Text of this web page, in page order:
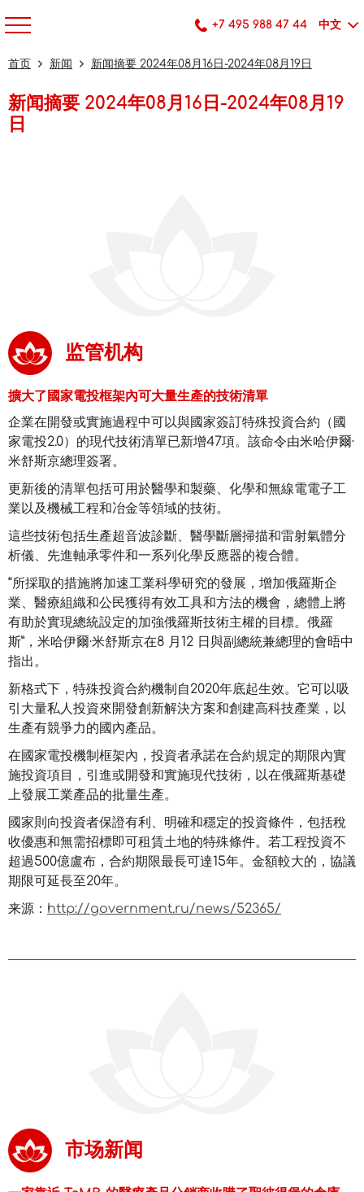
+7 495 988 47 44 中文
首页 新闻 新闻摘要 2024年08月16日-2024年08月19日
新闻摘要 2024年08月16日-2024年08月19
日
监管机构
擴大了國家電投框架內可大量生產的技術清單
企業在開發或實施過程中可以與國家簽訂特殊投資合約（國
家電投2.0）的現代技術清單已新增47項。該命令由米哈伊爾·
米舒斯京總理簽署。
更新後的清單包括可用於醫學和製藥、化學和無線電電子工
業以及機械工程和冶金等領域的技術。
這些技術包括生產超音波診斷、醫學斷層掃描和雷射氣體分
析儀、先進軸承零件和一系列化學反應器的複合體。
“所採取的措施將加速工業科學研究的發展，增加俄羅斯企
業、醫療組織和公民獲得有效工具和方法的機會，總體上將
有助於實現總統設定的加強俄羅斯技術主權的目標。俄羅
斯”，米哈伊爾·米舒斯京在8 月12 日與副總統兼總理的會晤中
指出。
新格式下，特殊投資合約機制自2020年底起生效。它可以吸
引大量私人投資來開發創新解決方案和創建高科技產業，以
生產有競爭力的國內產品。
在國家電投機制框架內，投資者承諾在合約規定的期限內實
施投資項目，引進或開發和實施現代技術，以在俄羅斯基礎
上發展工業產品的批量生產。
國家則向投資者保證有利、明確和穩定的投資條件，包括稅
收優惠和無需招標即可租賃土地的特殊條件。若工程投資不
超過500億盧布，合約期限最長可達15年。金額較大的，協議
期限可延長至20年。
来源： http://government.ru/news/52365/
市场新闻